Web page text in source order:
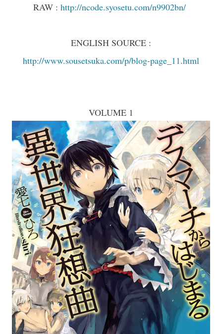
RAW : http://ncode.syosetu.com/n9902bn/
ENGLISH SOURCE :
http://www.sousetsuka.com/p/blog-page_11.html
VOLUME 1